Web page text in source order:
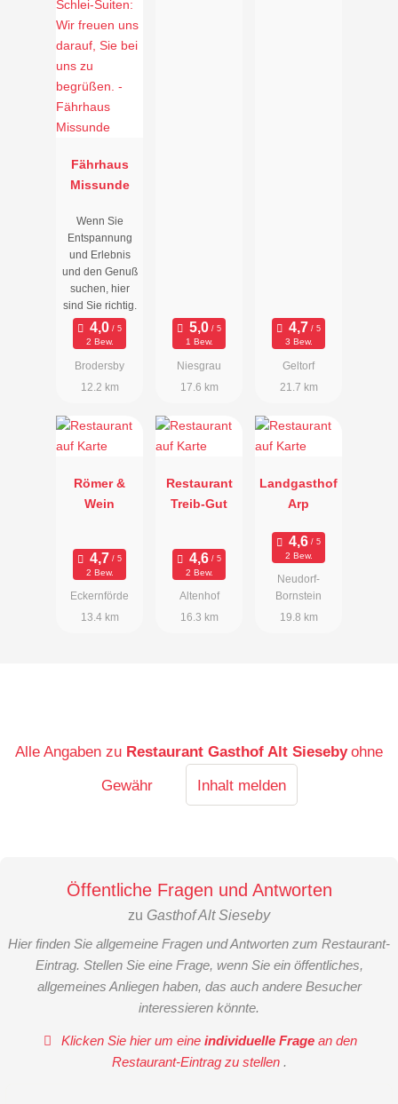
Fährhaus
Missunde
Wenn Sie
Entspannung
und Erlebnis
und den Genuß
suchen, hier
sind Sie richtig.
2 Bew.
Brodersby
12.2 km
1 Bew.
Niesgrau
17.6 km
3 Bew.
Geltorf
21.7 km
Römer &
Wein
2 Bew.
Eckernförde
13.4 km
Restaurant
Treib-Gut
2 Bew.
Altenhof
16.3 km
Landgasthof
Arp
2 Bew.
Neudorf-
Bornstein
19.8 km
Alle Angaben zu Restaurant Gasthof Alt Sieseby ohne
Gewähr
Inhalt melden
Öffentliche Fragen und Antworten
zu Gasthof Alt Sieseby
Hier finden Sie allgemeine Fragen und Antworten zum Restaurant-
Eintrag. Stellen Sie eine Frage, wenn Sie ein öffentliches,
allgemeines Anliegen haben, das auch andere Besucher
interessieren könnte.
Klicken Sie hier um eineindividuelle Frage an den
Restaurant-Eintrag zu stellen .